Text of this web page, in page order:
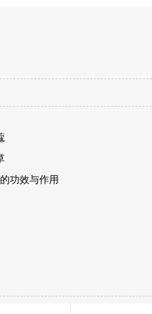
功效与作用